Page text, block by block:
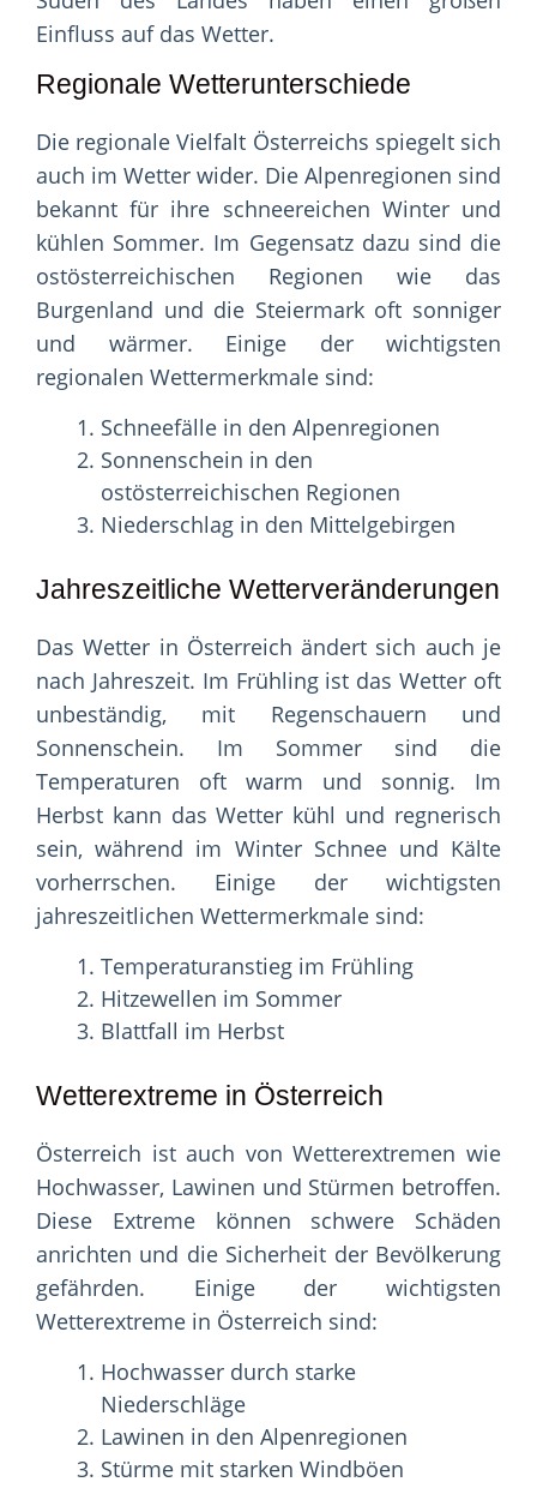
Einfluss auf das Wetter.
Regionale Wetterunterschiede
Die regionale Vielfalt Österreichs spiegelt sich
auch im Wetter wider. Die Alpenregionen sind
bekannt für ihre schneereichen Winter und
kühlen Sommer. Im Gegensatz dazu sind die
ostösterreichischen Regionen wie das
Burgenland und die Steiermark oft sonniger
und wärmer. Einige der wichtigsten
regionalen Wettermerkmale sind:
Schneefälle in den Alpenregionen
Sonnenschein in den
ostösterreichischen Regionen
Niederschlag in den Mittelgebirgen
Jahreszeitliche Wetterveränderungen
Das Wetter in Österreich ändert sich auch je
nach Jahreszeit. Im Frühling ist das Wetter oft
unbeständig, mit Regenschauern und
Sonnenschein. Im Sommer sind die
Temperaturen oft warm und sonnig. Im
Herbst kann das Wetter kühl und regnerisch
sein, während im Winter Schnee und Kälte
vorherrschen. Einige der wichtigsten
jahreszeitlichen Wettermerkmale sind:
Temperaturanstieg im Frühling
Hitzewellen im Sommer
Blattfall im Herbst
Wetterextreme in Österreich
Österreich ist auch von Wetterextremen wie
Hochwasser, Lawinen und Stürmen betroffen.
Diese Extreme können schwere Schäden
anrichten und die Sicherheit der Bevölkerung
gefährden. Einige der wichtigsten
Wetterextreme in Österreich sind:
Hochwasser durch starke
Niederschläge
Lawinen in den Alpenregionen
Stürme mit starken Windböen